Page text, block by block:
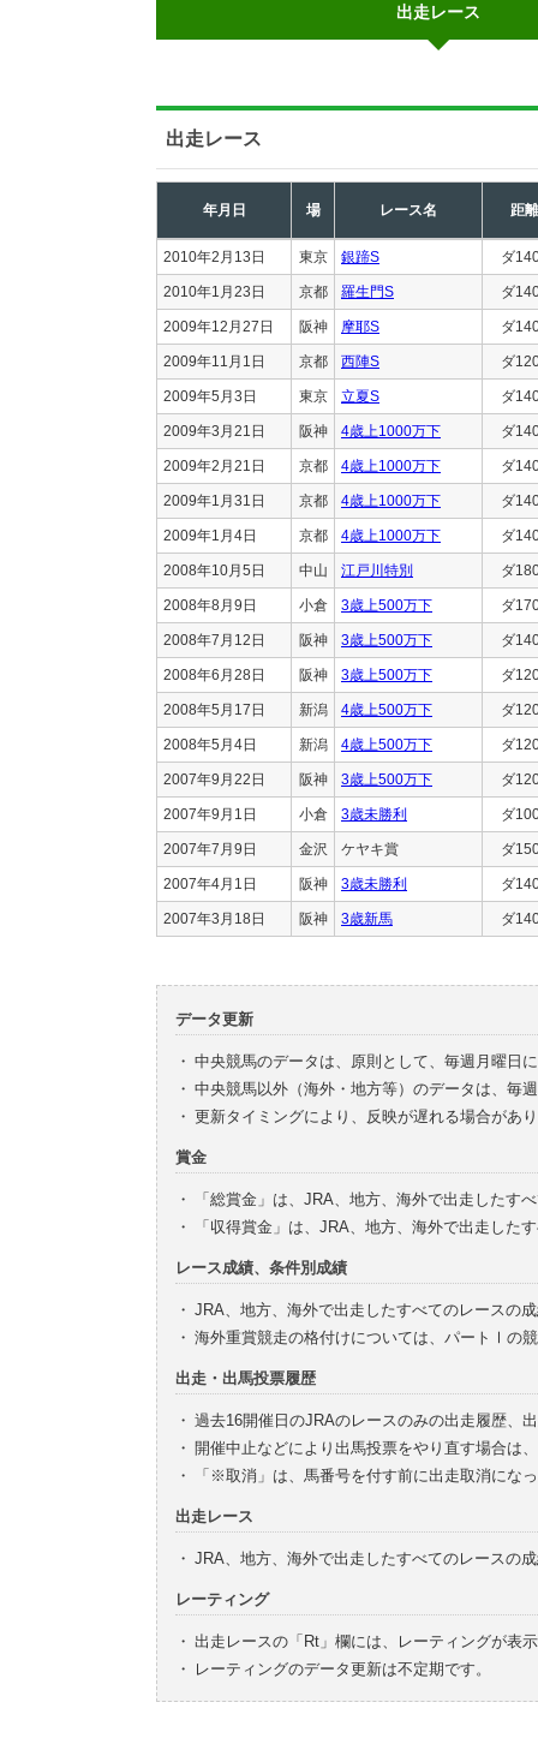
出走レース
出走レース
年月日 場 レース名 距離
2010年2月13日 東京 銀蹄S ダ
2010年1月23日 京都 羅生門S ダ
2009年12月27日 阪神 摩耶S ダ
2009年11月1日 京都 西陣S ダ
2009年5月3日 東京 立夏S ダ
2009年3月21日 阪神 4歳上1000万下 ダ
2009年2月21日 京都 4歳上1000万下 ダ
2009年1月31日 京都 4歳上1000万下 ダ
2009年1月4日 京都 4歳上1000万下 ダ
2008年10月5日 中山 江戸川特別 ダ
2008年8月9日 小倉 3歳上500万下 ダ
2008年7月12日 阪神 3歳上500万下 ダ
2008年6月28日 阪神 3歳上500万下 ダ
2008年5月17日 新潟 4歳上500万下 ダ
2008年5月4日 新潟 4歳上500万下 ダ
2007年9月22日 阪神 3歳上500万下 ダ
2007年9月1日 小倉 3歳未勝利 ダ
2007年7月9日 金沢 ケヤキ賞 ダ
2007年4月1日 阪神 3歳未勝利 ダ
2007年3月18日 阪神 3歳新馬 ダ
データ更新
・ 中央競馬のデータは、原則として、毎週月曜日
・ 中央競馬以外（海外・地方等）のデータは、毎
・ 更新タイミングにより、反映が遅れる場合があ
賞金
・
「総賞金」は、JRA、地方、海外で出走したす
・
「収得賞金」は、JRA、地方、海外で出走した
レース成績、条件別成績
・ JRA、地方、海外で出走したすべてのレースの
・ 海外重賞競走の格付けについては、パートⅠの
出走・出馬投票履歴
・ 過去16開催日のJRAのレースのみの出走履歴、
・ 開催中止などにより出馬投票をやり直す場合は
・
「※取消」は、馬番号を付す前に出走取消にな
出走レース
・ JRA、地方、海外で出走したすべてのレースの
レーティング
・ 出走レースの「Rt」欄には、レーティングが表
・
レーティングのデータ更新は不定期です。